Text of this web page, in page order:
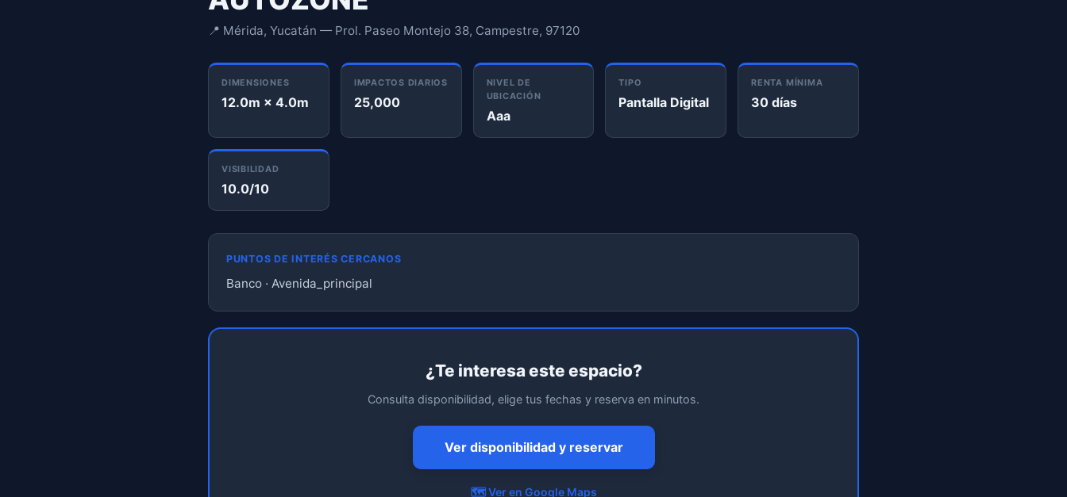
📍 Mérida, Yucatán — Prol. Paseo Montejo 38, Campestre, 97120
DIMENSIONES
12.0m × 4.0m
IMPACTOS DIARIOS
25,000
NIVEL DE
UBICACIÓN
Aaa
TIPO
Pantalla Digital
RENTA MÍNIMA
30 días
VISIBILIDAD
10.0/10
PUNTOS DE INTERÉS CERCANOS
Banco · Avenida_principal
¿Te interesa este espacio?
Consulta disponibilidad, elige tus fechas y reserva en minutos.
Ver disponibilidad y reservar
🗺️ Ver en Google Maps